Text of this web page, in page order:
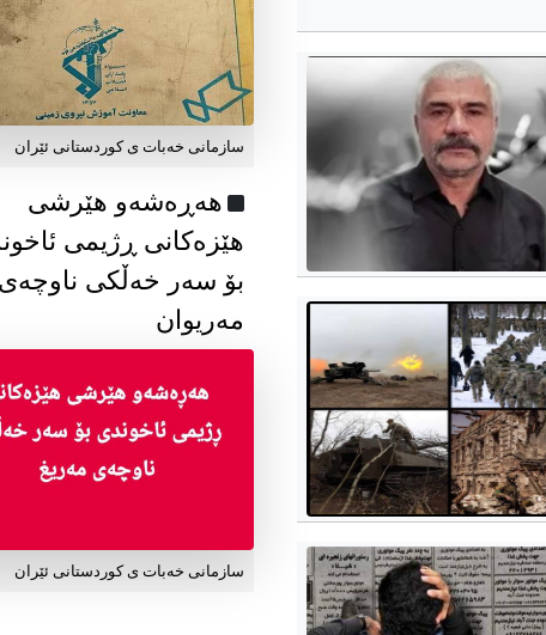
سازمانی خەبات ی كوردستانی ئێران
هەڕەشەو هێرشی
هێزەکانی ڕژیمی
بۆ سەر خەڵکی
مەریوان
سازمانی خەبات ی کوردستانی ئێران